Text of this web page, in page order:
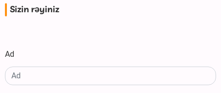
Sizin rəyiniz
Ad